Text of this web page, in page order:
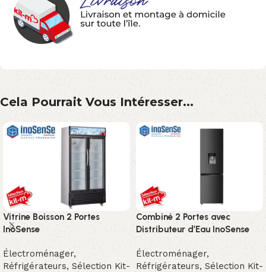
Cela Pourrait Vous Intéresser...
Vitrine Boisson 2 Portes
InoSense
Électroménager,
Réfrigérateurs, Sélection Kit-
Combiné 2 Portes avec
Distributeur d’Eau InoSense
Électroménager,
Réfrigérateurs, Sélection Kit-